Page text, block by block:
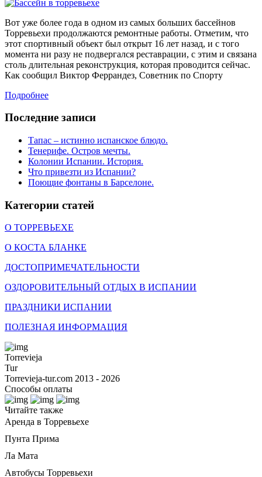
Вот уже более года в одном из самых больших бассейнов
Торревьехи продолжаются ремонтные работы. Отметим, что
этот спортивный объект был открыт 16 лет назад, и с того
момента ни разу не подвергался реставрации, с этим и связана
столь длительная реконструкция, которая проводится сейчас.
Как сообщил Виктор Феррандез, Советник по Спорту
Подробнее
Последние записи
Тапас – истинно испанское блюдо.
Тенерифе. Остров мечты.
Колонии Испании. История.
Что привезти из Испании?
Поющие фонтаны в Барселоне.
Категории статей
О ТОРРЕВЬЕХЕ
О КОСТА БЛАНКЕ
ДОСТОПРИМЕЧАТЕЛЬНОСТИ
ОЗДОРОВИТЕЛЬНЫЙ ОТДЫХ В ИСПАНИИ
ПРАЗДНИКИ ИСПАНИИ
ПОЛЕЗНАЯ ИНФОРМАЦИЯ
Torrevieja
Tur
Torrevieja-tur.com 2013 - 2026
Способы оплаты
Читайте также
Аренда в Торревьехе
Пунта Прима
Ла Мата
Автобусы Торревьехи